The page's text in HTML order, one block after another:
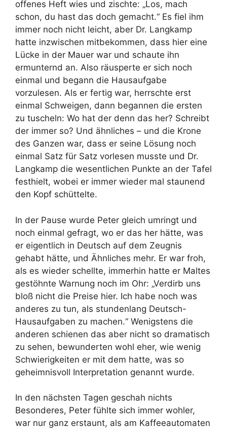
offenes Heft wies und zischte: „Los, mach
schon, du hast das doch gemacht.“ Es fiel ihm
immer noch nicht leicht, aber Dr. Langkamp
hatte inzwischen mitbekommen, dass hier eine
Lücke in der Mauer war und schaute ihn
ermunternd an. Also räusperte er sich noch
einmal und begann die Hausaufgabe
vorzulesen. Als er fertig war, herrschte erst
einmal Schweigen, dann begannen die ersten
zu tuscheln: Wo hat der denn das her? Schreibt
der immer so? Und ähnliches – und die Krone
des Ganzen war, dass er seine Lösung noch
einmal Satz für Satz vorlesen musste und Dr.
Langkamp die wesentlichen Punkte an der Tafel
festhielt, wobei er immer wieder mal staunend
den Kopf schüttelte.
In der Pause wurde Peter gleich umringt und
noch einmal gefragt, wo er das her hätte, was
er eigentlich in Deutsch auf dem Zeugnis
gehabt hätte, und Ähnliches mehr. Er war froh,
als es wieder schellte, immerhin hatte er Maltes
gestöhnte Warnung noch im Ohr: „Verdirb uns
bloß nicht die Preise hier. Ich habe noch was
anderes zu tun, als stundenlang Deutsch-
Hausaufgaben zu machen.“ Wenigstens die
anderen schienen das aber nicht so dramatisch
zu sehen, bewunderten wohl eher, wie wenig
Schwierigkeiten er mit dem hatte, was so
geheimnisvoll Interpretation genannt wurde.
In den nächsten Tagen geschah nichts
Besonderes, Peter fühlte sich immer wohler,
war nur ganz erstaunt, als am Kaffeeautomaten